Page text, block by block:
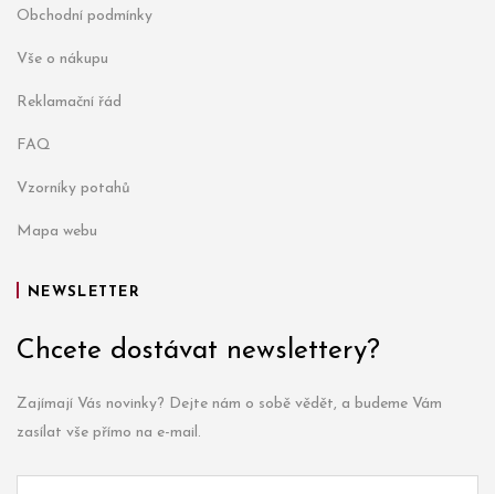
Obchodní podmínky
Vše o nákupu
Reklamační řád
FAQ
Vzorníky potahů
Mapa webu
NEWSLETTER
Chcete dostávat newslettery?
Zajímají Vás novinky? Dejte nám o sobě vědět, a budeme Vám
zasílat vše přímo na e-mail.